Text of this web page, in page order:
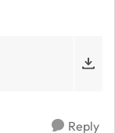
Reply